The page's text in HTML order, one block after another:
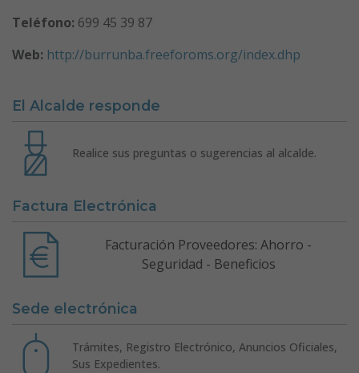
Teléfono: 699 45 39 87
Web: http://burrunba.freeforoms.org/index.dhp
El Alcalde responde
Realice sus preguntas o sugerencias al alcalde.
Factura Electrónica
Facturación Proveedores: Ahorro -
Seguridad - Beneficios
Sede electrónica
Trámites, Registro Electrónico, Anuncios Oficiales,
Sus Expedientes.